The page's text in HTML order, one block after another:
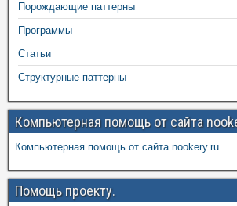
Порождающие паттерны
Программы
Статьи
Структурные паттерны
Компьютерная помощь от сайта
Компьютерная помощь от сайта nookery.ru
Помощь проекту.